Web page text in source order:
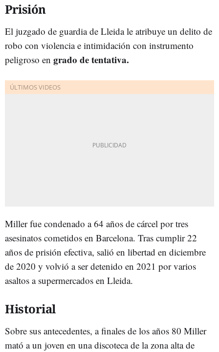
Prisión
El juzgado de guardia de Lleida le atribuye un delito de
robo con violencia e intimidación con instrumento
peligroso en grado de tentativa.
Miller fue condenado a 64 años de cárcel por tres
asesinatos cometidos en Barcelona. Tras cumplir 22
años de prisión efectiva, salió en libertad en diciembre
de 2020 y volvió a ser detenido en 2021 por varios
asaltos a supermercados en Lleida.
Historial
Sobre sus antecedentes, a finales de los años 80 Miller
mató a un joven en una discoteca de la zona alta de